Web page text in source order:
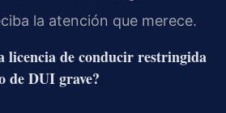
la atención que merece.
licencia de conducir restringida
de DUI grave?